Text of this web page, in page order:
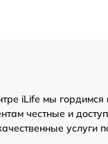
iLife мы гордимся
честные и